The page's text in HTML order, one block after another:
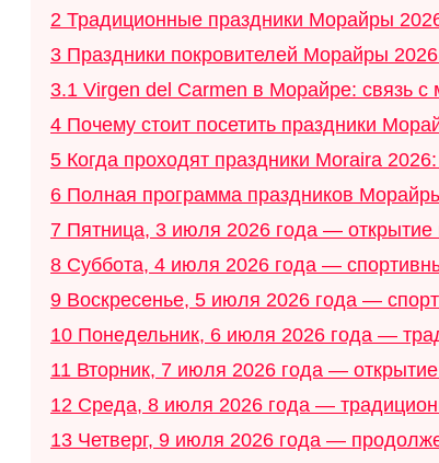
2 Традиционные праздники Морайры
3 Праздники покровителей Морайры
3.1 Virgen del Carmen в Морайре: связь
4 Почему стоит посетить праздники
5 Когда проходят праздники Moraira
6 Полная программа праздников
7 Пятница, 3 июля 2026 года —
8 Суббота, 4 июля 2026 года —
9 Воскресенье, 5 июля 2026 года —
10 Понедельник, 6 июля 2026 года —
11 Вторник, 7 июля 2026 года —
12 Среда, 8 июля 2026 года —
13 Четверг, 9 июля 2026 года —